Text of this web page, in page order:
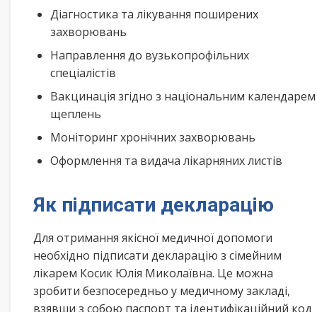
Діагностика та лікування поширених
захворювань
Направлення до вузькопрофільних
спеціалістів
Вакцинація згідно з національним календарем
щеплень
Моніторинг хронічних захворювань
Оформлення та видача лікарняних листів
Як підписати декларацію
Для отримання якісної медичної допомоги
необхідно підписати декларацію з сімейним
лікарем Косик Юлія Миколаївна. Це можна
зробити безпосередньо у медичному закладі,
взявши з собою паспорт та ідентифікаційний код